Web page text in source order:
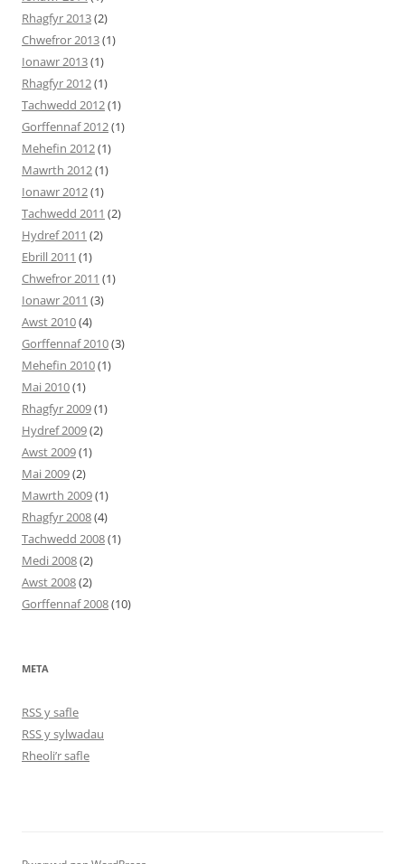
Rhagfyr 2013(2)
Chwefror 2013(1)
Ionawr 2013(1)
Rhagfyr 2012(1)
Tachwedd 2012(1)
Gorffennaf 2012(1)
Mehefin 2012(1)
Mawrth 2012(1)
Ionawr 2012(1)
Tachwedd 2011 (2)
Hydref 2011 (2)
Ebrill 2011 (1)
Chwefror 2011 (1)
Ionawr 2011 (3)
Awst 2010(4)
Gorffennaf 2010(3)
Mehefin 2010(1)
Mai 2010(1)
Rhagfyr 2009(1)
Hydref 2009(2)
Awst 2009(1)
Mai 2009(2)
Mawrth 2009(1)
Rhagfyr 2008(4)
Tachwedd 2008(1)
Medi 2008(2)
Awst 2008(2)
Gorffennaf 2008(10)
META
RSS y safle
RSS y sylwadau
Rheoli’r safle